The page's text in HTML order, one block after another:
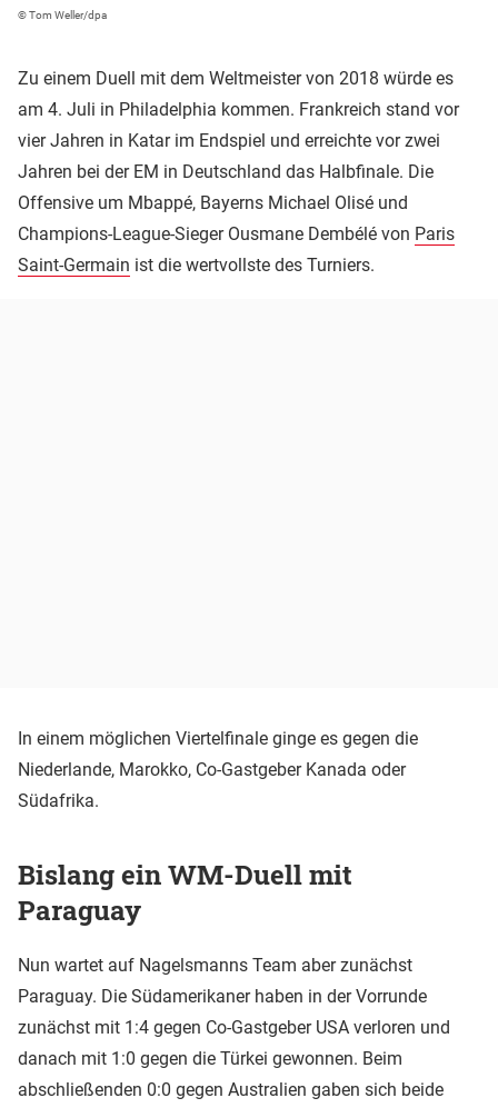
© Tom Weller/dpa
Zu einem Duell mit dem Weltmeister von 2018 würde es
am 4. Juli in Philadelphia kommen. Frankreich stand vor
vier Jahren in Katar im Endspiel und erreichte vor zwei
Jahren bei der EM in Deutschland das Halbfinale. Die
Offensive um Mbappé, Bayerns Michael Olisé und
Champions-League-Sieger Ousmane Dembélé von Paris
Saint-Germain ist die wertvollste des Turniers.
In einem möglichen Viertelfinale ginge es gegen die
Niederlande, Marokko, Co-Gastgeber Kanada oder
Südafrika.
Bislang ein WM-Duell mit
Paraguay
Nun wartet auf Nagelsmanns Team aber zunächst
Paraguay. Die Südamerikaner haben in der Vorrunde
zunächst mit 1:4 gegen Co-Gastgeber USA verloren und
danach mit 1:0 gegen die Türkei gewonnen. Beim
abschließenden 0:0 gegen Australien gaben sich beide